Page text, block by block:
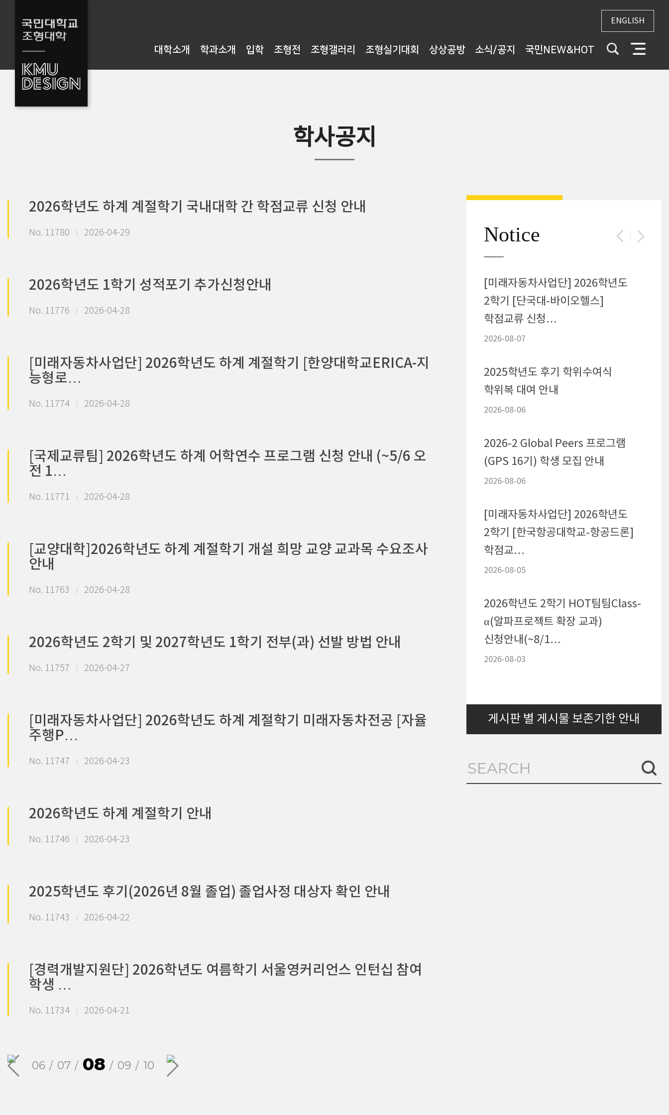
ENGLISH
대학소개 학과소개 입학 조형전 조형갤러리 조형실기대회 상상공방 소식/공지 국민NEW&HOT
학사공지
Notice
[미래자동차사업단] 2026학년도
2학기 [단국대-바이오헬스]
학점교류 신청…
2026-08-07
2025학년도 후기 학위수여식
학위복 대여 안내
2026-08-06
2026-2 Global Peers 프로그램
(GPS 16기) 학생 모집 안내
2026-08-06
[미래자동차사업단] 2026학년도
2학기 [한국항공대학교-항공드론]
학점교…
2026-08-05
2026학년도 2학기 HOT팀팀Class-
α(알파프로젝트 확장 교과)
신청안내(~8/1…
2026-08-03
2026학년도 하계 계절학기 국내대학 간 학점교류 신청 안내
No. 11780 2026-04-29
2026학년도 1학기 성적포기 추가신청안내
No. 11776 2026-04-28
[미래자동차사업단] 2026학년도 하계 계절학기 [한양대학교ERICA-지
능형로…
No. 11774 2026-04-28
[국제교류팀] 2026학년도 하계 어학연수 프로그램 신청 안내 (~5/6 오
전 1…
No. 11771 2026-04-28
[교양대학]2026학년도 하계 계절학기 개설 희망 교양 교과목 수요조사
안내
No. 11763 2026-04-28
2026학년도 2학기 및 2027학년도 1학기 전부(과) 선발 방법 안내
No. 11757 2026-04-27
[미래자동차사업단] 2026학년도 하계 계절학기 미래자동차전공 [자율
주행P…
No. 11747 2026-04-23
2026학년도 하계 계절학기 안내
No. 11746 2026-04-23
2025학년도 후기(2026년 8월 졸업) 졸업사정 대상자 확인 안내
No. 11743 2026-04-22
[경력개발지원단] 2026학년도 여름학기 서울영커리언스 인턴십 참여
학생 …
No. 11734 2026-04-21
06 07 08 09 10
게시판 별 게시물 보존기한 안내